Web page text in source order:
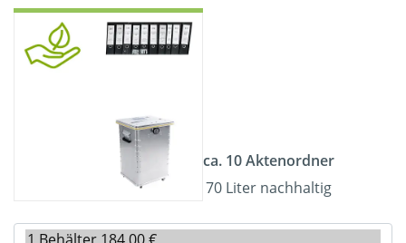
ca. 10 Aktenordner
70 Liter nachhaltig